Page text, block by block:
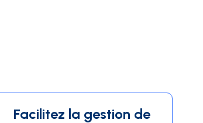
Facilitez la gestion de